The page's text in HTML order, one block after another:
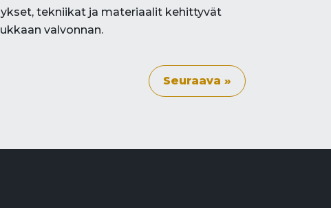
tekniikat ja materiaalit kehittyvät
valvonnan.
Seuraava »